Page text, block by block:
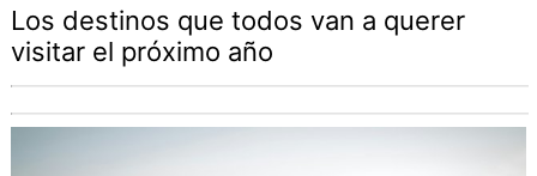
Los destinos que todos van a querer
visitar el próximo año